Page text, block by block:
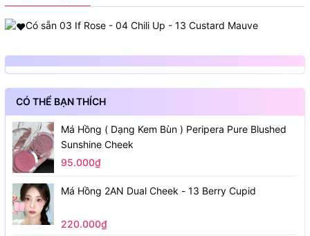
Có sẵn 03 If Rose - 04 Chili Up - 13 Custard Mauve
CÓ THỂ BẠN THÍCH
Má Hồng ( Dạng Kem Bùn ) Peripera Pure Blushed
Sunshine Cheek
95.000₫
Má Hồng 2AN Dual Cheek - 13 Berry Cupid
220.000₫